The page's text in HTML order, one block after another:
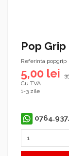
Pop Grip
Referinta popgrip
5,00 lei
Cu TVA
1-3 zile